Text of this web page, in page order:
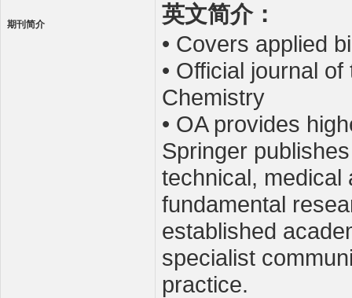
期刊简介
英文简介：
• Covers applied
• Official journal
Chemistry
• OA provides
Springer
technical, medical
fundamental
established
specialist
practice.